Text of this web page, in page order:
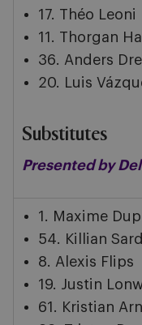
17. Théo Leoni
11. Thorgan
36. Anders
20. Luis
Substitutes
Presented by
1. Maxime
54. Killian
8. Alexis Flips
19. Justin
61. Kristian